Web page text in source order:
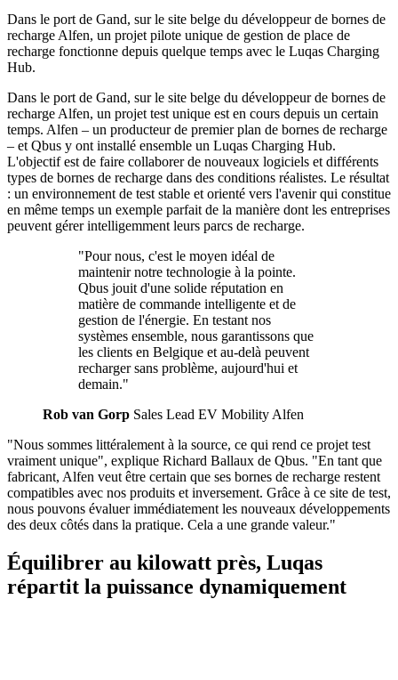
Dans le port de Gand, sur le site belge du développeur de bornes de
recharge Alfen, un projet pilote unique de gestion de place de
recharge fonctionne depuis quelque temps avec le Luqas Charging
Hub.
Dans le port de Gand, sur le site belge du développeur de bornes de
recharge Alfen, un projet test unique est en cours depuis un certain
temps. Alfen – un producteur de premier plan de bornes de recharge
– et Qbus y ont installé ensemble un Luqas Charging Hub.
L'objectif est de faire collaborer de nouveaux logiciels et différents
types de bornes de recharge dans des conditions réalistes. Le résultat
: un environnement de test stable et orienté vers l'avenir qui constitue
en même temps un exemple parfait de la manière dont les entreprises
peuvent gérer intelligemment leurs parcs de recharge.
"Pour nous, c'est le moyen idéal de
maintenir notre technologie à la pointe.
Qbus jouit d'une solide réputation en
matière de commande intelligente et de
gestion de l'énergie. En testant nos
systèmes ensemble, nous garantissons que
les clients en Belgique et au-delà peuvent
recharger sans problème, aujourd'hui et
demain."
Rob van Gorp Sales Lead EV Mobility Alfen
"Nous sommes littéralement à la source, ce qui rend ce projet test
vraiment unique", explique Richard Ballaux de Qbus. "En tant que
fabricant, Alfen veut être certain que ses bornes de recharge restent
compatibles avec nos produits et inversement. Grâce à ce site de test,
nous pouvons évaluer immédiatement les nouveaux développements
des deux côtés dans la pratique. Cela a une grande valeur."
Équilibrer au kilowatt près, Luqas
répartit la puissance dynamiquement